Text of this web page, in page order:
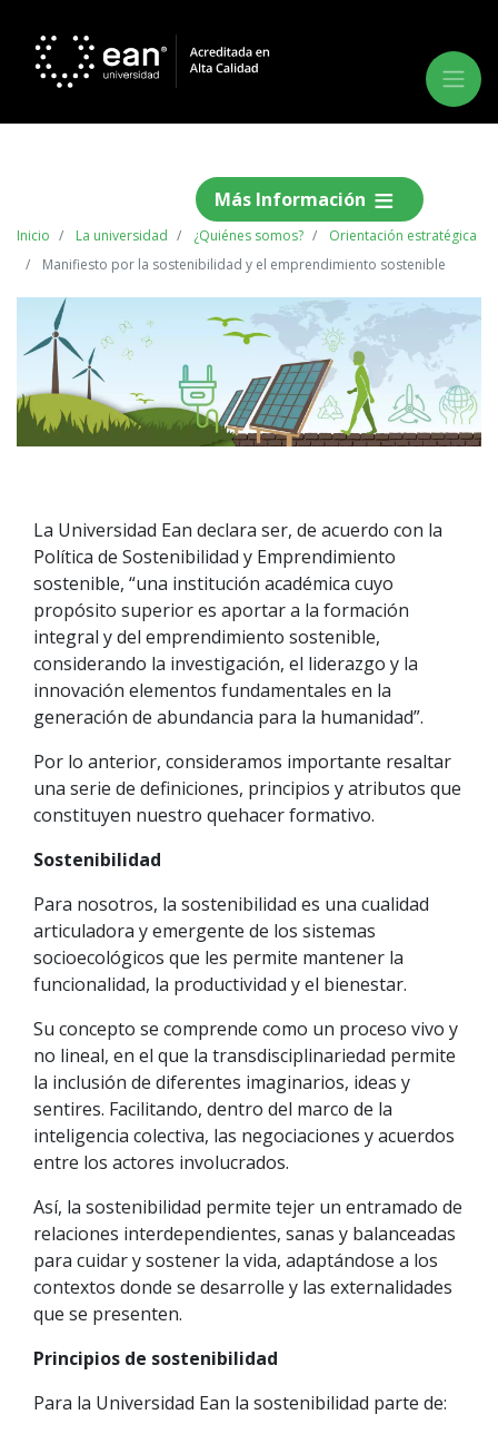
Más Información
Inicio La universidad ¿Quiénes somos?
Orientación estratégica
Manifiesto por la sostenibilidad y el emprendimiento sostenible
La Universidad Ean declara ser, de acuerdo con la
Política de Sostenibilidad y Emprendimiento
sostenible, “una institución académica cuyo
propósito superior es aportar a la formación
integral y del emprendimiento sostenible,
considerando la investigación, el liderazgo y la
innovación elementos fundamentales en la
generación de abundancia para la humanidad”.
Por lo anterior, consideramos importante resaltar
una serie de definiciones, principios y atributos que
constituyen nuestro quehacer formativo.
Sostenibilidad
Para nosotros, la sostenibilidad es una cualidad
articuladora y emergente de los sistemas
socioecológicos que les permite mantener la
funcionalidad, la productividad y el bienestar.
Su concepto se comprende como un proceso vivo y
no lineal, en el que la transdisciplinariedad permite
la inclusión de diferentes imaginarios, ideas y
sentires. Facilitando, dentro del marco de la
inteligencia colectiva, las negociaciones y acuerdos
entre los actores involucrados.
Así, la sostenibilidad permite tejer un entramado de
relaciones interdependientes, sanas y balanceadas
para cuidar y sostener la vida, adaptándose a los
contextos donde se desarrolle y las externalidades
que se presenten.
Principios de sostenibilidad
Para la Universidad Ean la sostenibilidad parte de: